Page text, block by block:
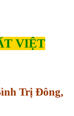
VIỆT
Trị Đông,